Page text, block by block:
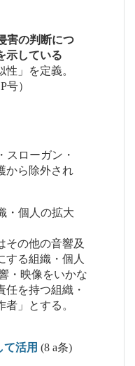
害の判断につ
示している
」を定義。
号）
スローガン・
から除外され
・個人の拡大
その他の音響及
する組織・個人
・映像をいかな
任を持つ組織・
」とする。
て活用 (8 a条)